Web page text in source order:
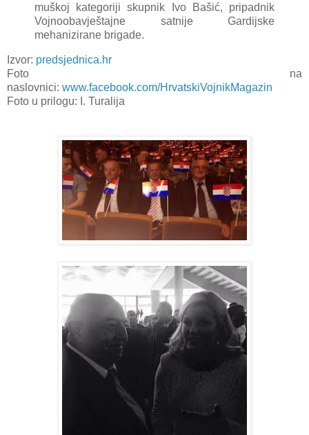
muškoj kategoriji skupnik Ivo Bašić, pripadnik
Vojnoobavještajne satnije Gardijske
mehanizirane brigade.
Izvor: predsjednica.hr
Foto na
naslovnici: www.facebook.com/HrvatskiVojnikMagazin
Foto u prilogu: I. Turalija